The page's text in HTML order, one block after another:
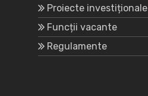
Proiecte investiționale
Funcții vacante
Regulamente